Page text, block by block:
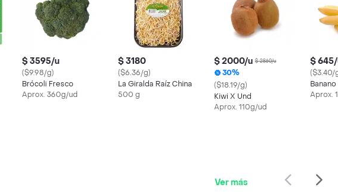
$ 3595/u
($9.98/g)
Brócoli Fresco
Aprox. 360g/ud
$ 3180
($6.36/g)
La Giralda Raíz China
500 g
$ 2000/u $ 2860/u
30%
($18.19/g)
Kiwi X Und
Aprox. 110g/ud
$
($3.40/
Aprox.
Ver más